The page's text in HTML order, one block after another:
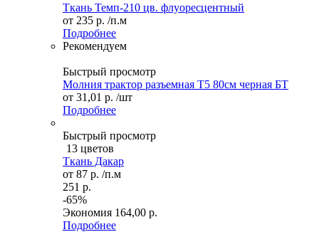
Ткань Темп-210 цв. флуоресцентный
от 235 р. /п.м
Подробнее
Рекомендуем
Быстрый просмотр
Молния трактор разъемная Т5 80см черная БТ
от 31,01 р. /шт
Подробнее
Быстрый просмотр
13 цветов
Ткань Дакар
от 87 р. /п.м
251 р.
-65%
Экономия 164,00 р.
Подробнее